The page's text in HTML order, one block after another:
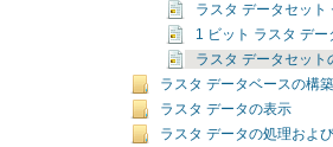
ラスタ データセット
1 ビット ラスタ デー
ラスタ データセット
ラスタ データベースの構築
ラスタ データの表示
ラスタ データの処理および